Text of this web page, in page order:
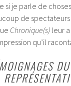
si je parle de
de
Chronique(s) leur
qu’il